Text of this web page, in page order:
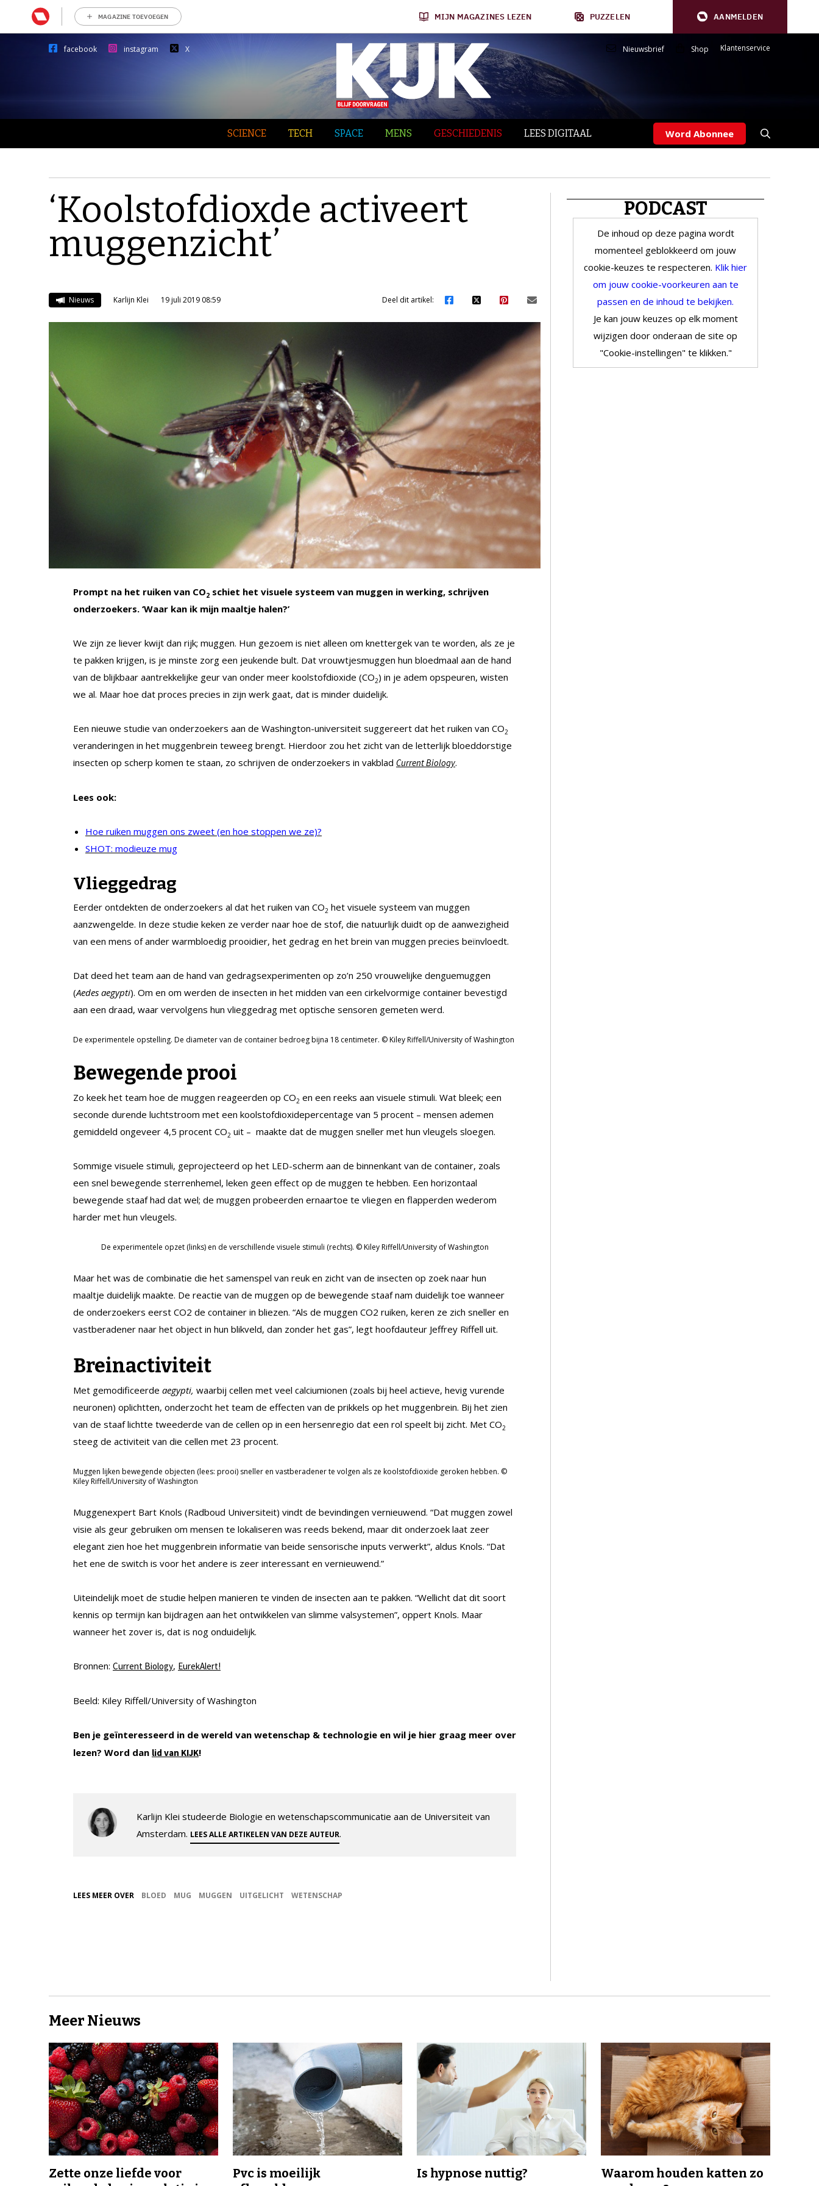
MAGAZINE TOEVOEGEN MIJN MAGAZINES LEZEN PUZZELEN AANMELDEN
facebook instagram X Nieuwsbrief Shop Klantenservice
SCIENCE TECH SPACE MENS GESCHIEDENIS LEES DIGITAAL Word Abonnee
‘Koolstofdioxde activeert
muggenzicht’
Nieuws Karlijn Klei 19 juli 2019 08:59 Deel dit artikel:
Prompt na het ruiken van CO2 schiet het visuele systeem van muggen in werking, schrijven
onderzoekers. ‘Waar kan ik mijn maaltje halen?’
We zijn ze liever kwijt dan rijk; muggen. Hun gezoem is niet alleen om knettergek van te worden, als ze je
te pakken krijgen, is je minste zorg een jeukende bult. Dat vrouwtjesmuggen hun bloedmaal aan de hand
van de blijkbaar aantrekkelijke geur van onder meer koolstofdioxide (CO2) in je adem opspeuren, wisten
we al. Maar hoe dat proces precies in zijn werk gaat, dat is minder duidelijk.
Een nieuwe studie van onderzoekers aan de Washington-universiteit suggereert dat het ruiken van CO2
veranderingen in het muggenbrein teweeg brengt. Hierdoor zou het zicht van de letterlijk bloeddorstige
insecten op scherp komen te staan, zo schrijven de onderzoekers in vakblad Current Biology.
Lees ook:
Hoe ruiken muggen ons zweet (en hoe stoppen we ze)?
SHOT: modieuze mug
Vlieggedrag
Eerder ontdekten de onderzoekers al dat het ruiken van CO2 het visuele systeem van muggen
aanzwengelde. In deze studie keken ze verder naar hoe de stof, die natuurlijk duidt op de aanwezigheid
van een mens of ander warmbloedig prooidier, het gedrag en het brein van muggen precies beïnvloedt.
Dat deed het team aan de hand van gedragsexperimenten op zo’n 250 vrouwelijke denguemuggen
(Aedes aegypti). Om en om werden de insecten in het midden van een cirkelvormige container bevestigd
aan een draad, waar vervolgens hun vlieggedrag met optische sensoren gemeten werd.
De experimentele opstelling. De diameter van de container bedroeg bijna 18 centimeter. © Kiley Riffell/University of Washington
Bewegende prooi
Zo keek het team hoe de muggen reageerden op CO2 en een reeks aan visuele stimuli. Wat bleek; een
seconde durende luchtstroom met een koolstofdioxidepercentage van 5 procent – mensen ademen
gemiddeld ongeveer 4,5 procent CO2 uit – maakte dat de muggen sneller met hun vleugels sloegen.
Sommige visuele stimuli, geprojecteerd op het LED-scherm aan de binnenkant van de container, zoals
een snel bewegende sterrenhemel, leken geen effect op de muggen te hebben. Een horizontaal
bewegende staaf had dat wel; de muggen probeerden ernaartoe te vliegen en flapperden wederom
harder met hun vleugels.
De experimentele opzet (links) en de verschillende visuele stimuli (rechts). © Kiley Riffell/University of Washington
Maar het was de combinatie die het samenspel van reuk en zicht van de insecten op zoek naar hun
maaltje duidelijk maakte. De reactie van de muggen op de bewegende staaf nam duidelijk toe wanneer
de onderzoekers eerst CO2 de container in bliezen. “Als de muggen CO2 ruiken, keren ze zich sneller en
vastberadener naar het object in hun blikveld, dan zonder het gas”, legt hoofdauteur Jeffrey Riffell uit.
Breinactiviteit
Met gemodificeerde aegypti, waarbij cellen met veel calciumionen (zoals bij heel actieve, hevig vurende
neuronen) oplichtten, onderzocht het team de effecten van de prikkels op het muggenbrein. Bij het zien
van de staaf lichtte tweederde van de cellen op in een hersenregio dat een rol speelt bij zicht. Met CO2
steeg de activiteit van die cellen met 23 procent.
Muggen lijken bewegende objecten (lees: prooi) sneller en vastberadener te volgen als ze koolstofdioxide geroken hebben. ©
Kiley Riffell/University of Washington
Muggenexpert Bart Knols (Radboud Universiteit) vindt de bevindingen vernieuwend. “Dat muggen zowel
visie als geur gebruiken om mensen te lokaliseren was reeds bekend, maar dit onderzoek laat zeer
elegant zien hoe het muggenbrein informatie van beide sensorische inputs verwerkt”, aldus Knols. “Dat
het ene de switch is voor het andere is zeer interessant en vernieuwend.”
Uiteindelijk moet de studie helpen manieren te vinden de insecten aan te pakken. “Wellicht dat dit soort
kennis op termijn kan bijdragen aan het ontwikkelen van slimme valsystemen”, oppert Knols. Maar
wanneer het zover is, dat is nog onduidelijk.
Bronnen: Current Biology, EurekAlert!
Beeld: Kiley Riffell/University of Washington
Ben je geïnteresseerd in de wereld van wetenschap & technologie en wil je hier graag meer over
lezen? Word dan lid van KIJK!
Karlijn Klei studeerde Biologie en wetenschapscommunicatie aan de Universiteit van
Amsterdam. LEES ALLE ARTIKELEN VAN DEZE AUTEUR.
LEES MEER OVER BLOED MUG MUGGEN UITGELICHT WETENSCHAP
PODCAST
De inhoud op deze pagina wordt
momenteel geblokkeerd om jouw
cookie-keuzes te respecteren. Klik hier
om jouw cookie-voorkeuren aan te
passen en de inhoud te bekijken.
Je kan jouw keuzes op elk moment
wijzigen door onderaan de site op
"Cookie-instellingen" te klikken."
Meer Nieuws
Zette onze liefde voor
Pvc is moeilijk
Is hypnose nuttig?
Waarom houden katten zo